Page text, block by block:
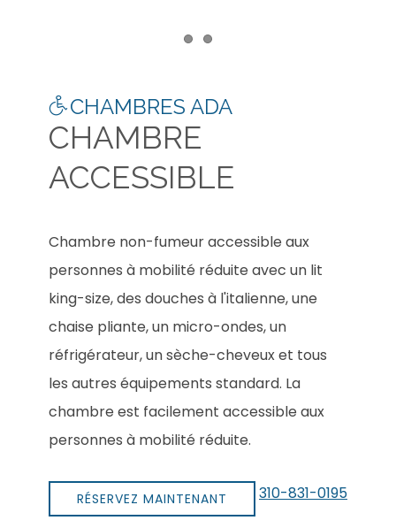
Item 1
CHAMBRES ADA
CHAMBRE
ACCESSIBLE
Chambre non-fumeur accessible aux
personnes à mobilité réduite avec un lit
king-size, des douches à l'italienne, une
chaise pliante, un micro-ondes, un
réfrigérateur, un sèche-cheveux et tous
les autres équipements standard. La
chambre est facilement accessible aux
personnes à mobilité réduite.
RÉSERVEZ MAINTENANT 310-831-0195